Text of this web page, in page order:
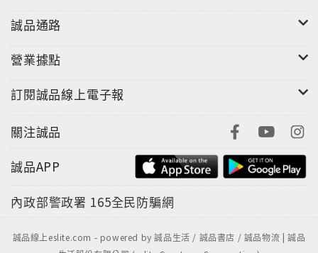
誠品通路
營業據點
訂閱誠品線上電子報
關注誠品
誠品APP
內政部警政署 165全民防騙網
誠品線上eslite.com - powered by 誠品生活 / 誠品書店 / 誠品物流 | 誠品